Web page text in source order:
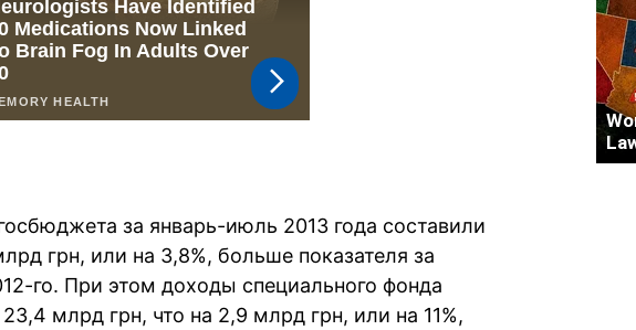
за январь-июль 2013 года составили
грн, или на 3,8%, больше показателя за
го. При этом доходы специального фонда
млрд грн, что на 2,9 млрд грн, или на 11%,